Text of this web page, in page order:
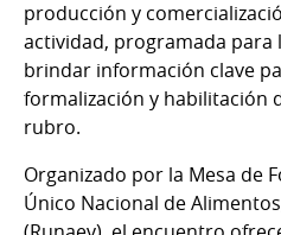
producción y
actividad, programada para
brindar información clave
formalización y habilitación
rubro.
Organizado por la Mesa de
Único Nacional de